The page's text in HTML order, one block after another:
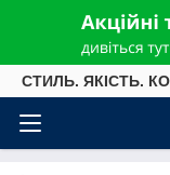
СТИЛЬ. ЯКІСТЬ.